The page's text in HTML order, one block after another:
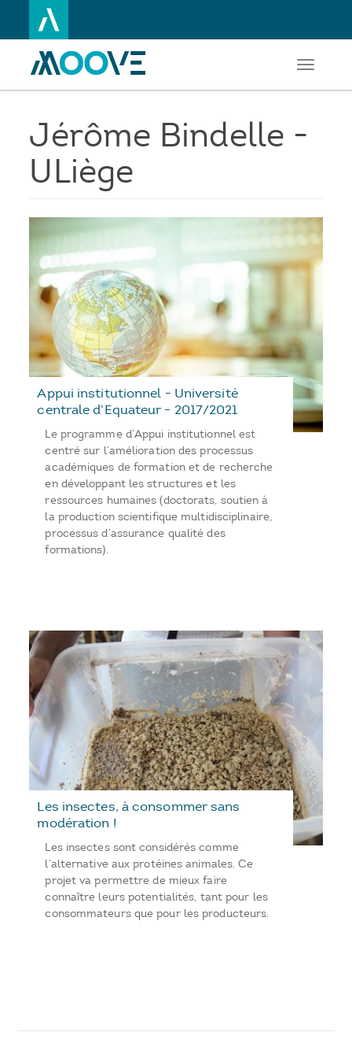
au
principal
Toggle
Jérôme Bindelle -
ULiège
Appui institutionnel - Université
centrale d’Equateur - 2017/2021
Le programme d’Appui institutionnel est
centré sur l’amélioration des processus
académiques de formation et de recherche
en développant les structures et les
ressources humaines (doctorats, soutien à
la production scientifique multidisciplinaire,
processus d’assurance qualité des
formations).
Les insectes, à consommer sans
modération !
Les insectes sont considérés comme
l’alternative aux protéines animales. Ce
projet va permettre de mieux faire
connaître leurs potentialités, tant pour les
consommateurs que pour les producteurs.